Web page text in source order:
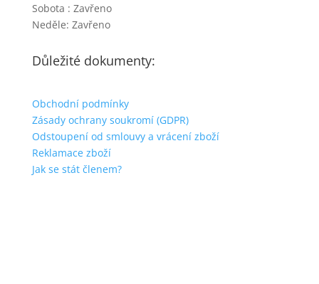
Sobota : Zavřeno
Neděle: Zavřeno
Důležité dokumenty:
Obchodní podmínky
Zásady ochrany soukromí (GDPR)
Odstoupení od smlouvy a vrácení zboží
Reklamace zboží
Jak se stát členem?